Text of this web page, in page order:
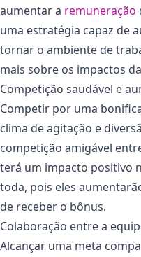
aumentar a remuneração
uma estratégia capaz de
tornar o ambiente de
mais sobre os impactos
Competição saudável e
Competir por uma
clima de agitação e
competição amigável
terá um impacto positivo
toda, pois eles
de receber o bônus.
Colaboração entre a
Alcançar uma meta